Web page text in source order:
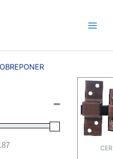
Price
Price